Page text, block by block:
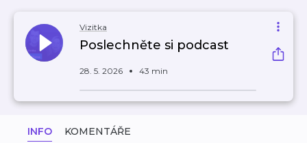
Vizitka
Poslechněte si podcast
28. 5. 2026 43 min
INFO KOMENTÁŘE